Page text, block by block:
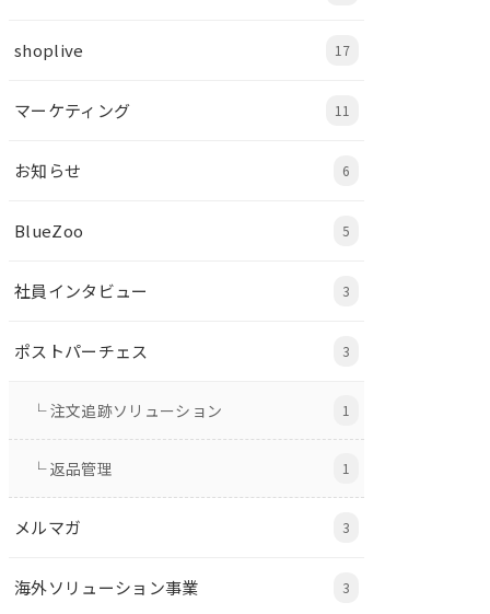
shoplive 17
マーケティング 11
お知らせ 6
BlueZoo 5
社員インタビュー 3
ポストパーチェス 3
└ 注文追跡ソリューション 1
└ 返品管理 1
メルマガ 3
海外ソリューション事業 3